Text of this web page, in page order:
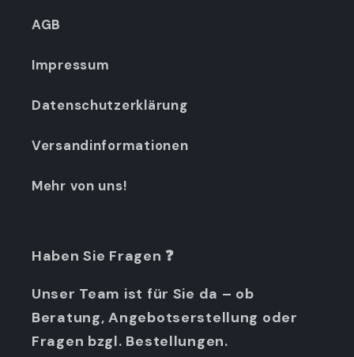
AGB
Impressum
Datenschutzerklärung
Versandinformationen
Mehr von uns!
Haben Sie Fragen ❓
Unser Team ist für Sie da – ob
Beratung, Angebotserstellung oder
Fragen bzgl. Bestellungen.